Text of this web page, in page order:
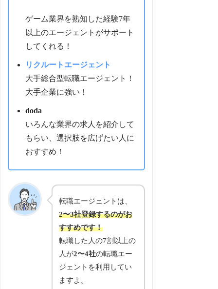
ゲーム業界を熟知した経験7年
以上のエージェントがサポート
してくれる！
リクルートエージェント
大手総合型転職エージェント！
大手企業に強い！
doda
いろんな業界の求人を紹介して
もらい、選択肢を広げたい人に
おすすめ！
転職エージェントは、
2〜3社登録するのがお
すすめです！
転職した人の7割以上の
人が2〜4社の転職エー
ジェントを利用してい
ますよ。